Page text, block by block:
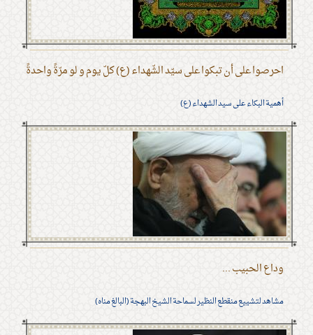
احرصوا على أن تبكوا على سيّد الشّهداء (ع) كلّ يوم و لو مرّةً واحدةً
أهمية البكاء على سيد الشهداء (ع)
وداع الحبيب ...
مشاهد لتشييع منقطع النظير لسماحة الشيخ البهجة (البالغ مناه)